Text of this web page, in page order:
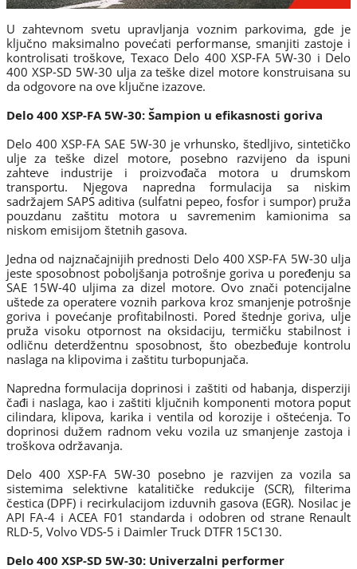
U zahtevnom svetu upravljanja voznim parkovima, gde je
ključno maksimalno povećati performanse, smanjiti zastoje i
kontrolisati troškove, Texaco Delo 400 XSP-FA 5W-30 i Delo
400 XSP-SD 5W-30 ulja za teške dizel motore konstruisana su
da odgovore na ove ključne izazove.
Delo 400 XSP-FA 5W-30: Šampion u efikasnosti goriva
Delo 400 XSP-FA SAE 5W-30 je vrhunsko, štedljivo, sintetičko
ulje za teške dizel motore, posebno razvijeno da ispuni
zahteve industrije i proizvođača motora u drumskom
transportu. Njegova napredna formulacija sa niskim
sadržajem SAPS aditiva (sulfatni pepeo, fosfor i sumpor) pruža
pouzdanu zaštitu motora u savremenim kamionima sa
niskom emisijom štetnih gasova.
Jedna od najznačajnijih prednosti Delo 400 XSP-FA 5W-30 ulja
jeste sposobnost poboljšanja potrošnje goriva u poređenju sa
SAE 15W-40 uljima za dizel motore. Ovo znači potencijalne
uštede za operatere voznih parkova kroz smanjenje potrošnje
goriva i povećanje profitabilnosti. Pored štednje goriva, ulje
pruža visoku otpornost na oksidaciju, termičku stabilnost i
odličnu deterdžentnu sposobnost, što obezbeđuje kontrolu
naslaga na klipovima i zaštitu turbopunjača.
Napredna formulacija doprinosi i zaštiti od habanja, disperziji
čađi i naslaga, kao i zaštiti ključnih komponenti motora poput
cilindara, klipova, karika i ventila od korozije i oštećenja. To
doprinosi dužem radnom veku vozila uz smanjenje zastoja i
troškova održavanja.
Delo 400 XSP-FA 5W-30 posebno je razvijen za vozila sa
sistemima selektivne katalitičke redukcije (SCR), filterima
čestica (DPF) i recirkulacijom izduvnih gasova (EGR). Nosilac je
API FA-4 i ACEA F01 standarda i odobren od strane Renault
RLD-5, Volvo VDS-5 i Daimler Truck DTFR 15C130.
Delo 400 XSP-SD 5W-30: Univerzalni performer